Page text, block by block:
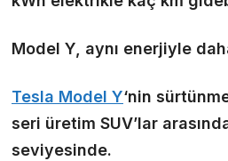
Model Y, aynı enerjiyle
Tesla Model Y‘nin
seri üretim SUV’lar
seviyesinde.